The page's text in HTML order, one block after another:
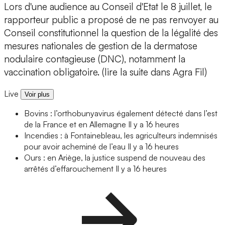
Lors d'une audience au Conseil d'Etat le 8 juillet, le
rapporteur public a proposé de ne pas renvoyer au
Conseil constitutionnel la question de la légalité des
mesures nationales de gestion de la dermatose
nodulaire contagieuse (DNC), notamment la
vaccination obligatoire. (lire la suite dans Agra Fil)
Live Voir plus
Bovins : l’orthobunyavirus également détecté dans l’est
de la France et en Allemagne Il y a 16 heures
Incendies : à Fontainebleau, les agriculteurs indemnisés
pour avoir acheminé de l’eau Il y a 16 heures
Ours : en Ariège, la justice suspend de nouveau des
arrêtés d’effarouchement Il y a 16 heures